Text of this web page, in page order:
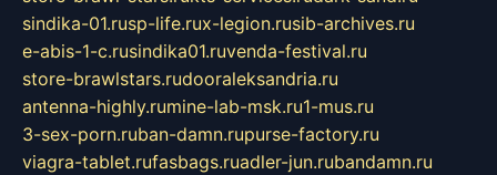
sindika-01.rusp-life.rux-legion.rusib-archives.ru
e-abis-1-c.rusindika01.ruvenda-festival.ru
store-brawlstars.rudooraleksandria.ru
antenna-highly.rumine-lab-msk.ru1-mus.ru
3-sex-porn.ruban-damn.rupurse-factory.ru
viagra-tablet.rufasbags.ruadler-jun.rubandamn.ru